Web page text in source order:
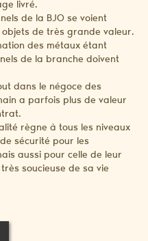
livré.
de la BJO se voient
de très grande valeur.
des métaux étant
de la branche doivent
dans le négoce des
a parfois plus de valeur
règne à tous les niveaux
sécurité pour les
aussi pour celle de leur
soucieuse de sa vie